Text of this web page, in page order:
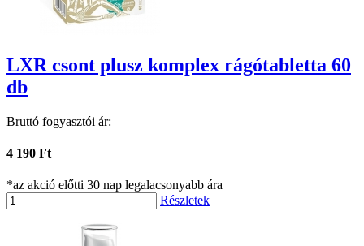
LXR csont plusz komplex rágótabletta 60
db
Bruttó fogyasztói ár:
4 190 Ft
*az akció előtti 30 nap legalacsonyabb ára
Részletek